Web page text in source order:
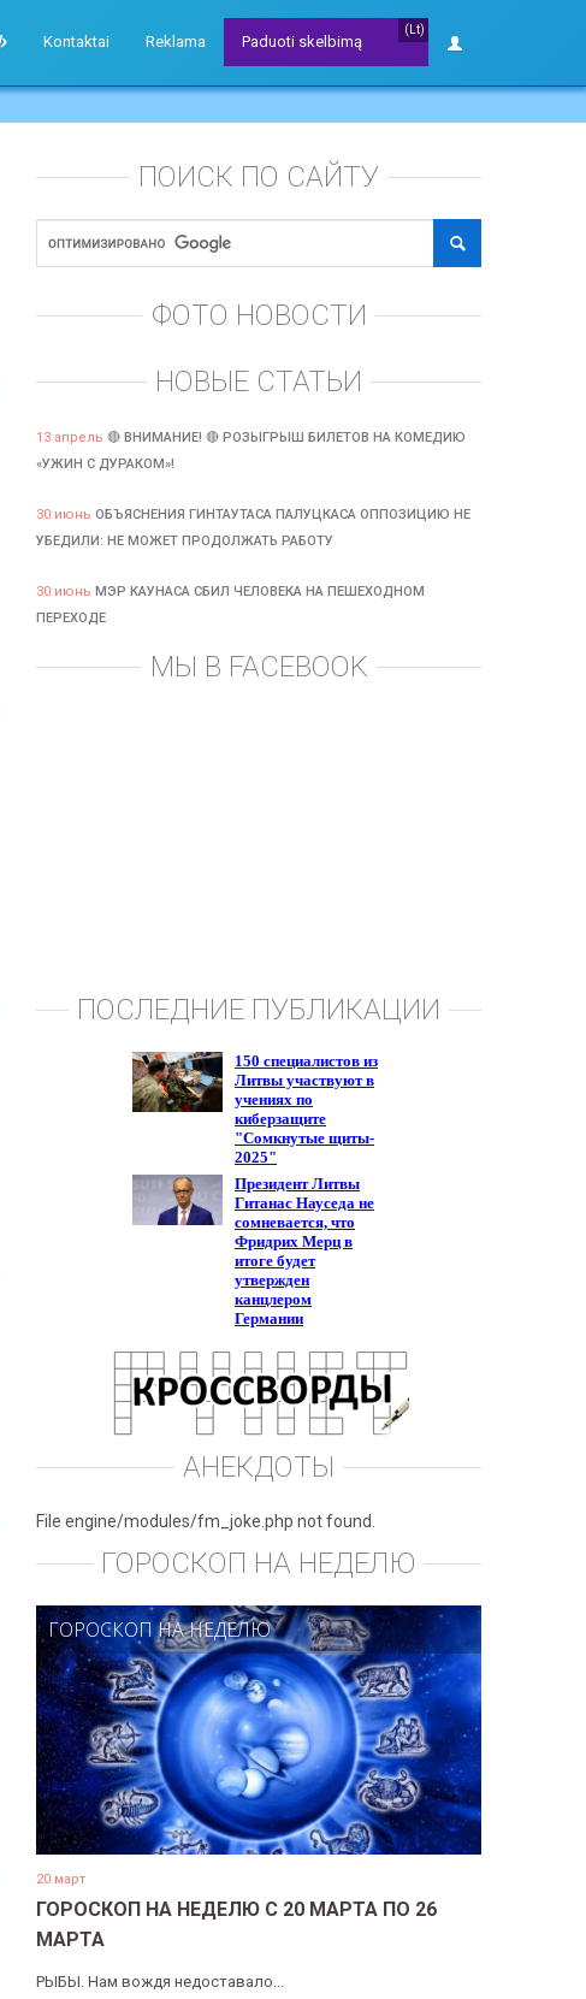
Kontaktai Reklama
(Lt)
Paduoti skelbimą
ПОИСК ПО САЙТУ
ФОТО НОВОСТИ
НОВЫЕ СТАТЬИ
13 апрель 🔴 ВНИМАНИЕ! 🔴 РОЗЫГРЫШ БИЛЕТОВ НА КОМЕДИЮ
«УЖИН С ДУРАКОМ»!
30 июнь ОБЪЯСНЕНИЯ ГИНТАУТАСА ПАЛУЦКАСА ОППОЗИЦИЮ НЕ
УБЕДИЛИ: НЕ МОЖЕТ ПРОДОЛЖАТЬ РАБОТУ
30 июнь МЭР КАУНАСА СБИЛ ЧЕЛОВЕКА НА ПЕШЕХОДНОМ
ПЕРЕХОДЕ
МЫ В FACEBOOK
ПОСЛЕДНИЕ ПУБЛИКАЦИИ
АНЕКДОТЫ
File engine/modules/fm_joke.php not found.
ГОРОСКОП НА НЕДЕЛЮ
ГОРОСКОП НА НЕДЕЛЮ
20 март
ГОРОСКОП НА НЕДЕЛЮ С 20 МАРТА ПО 26
МАРТА
РЫБЫ. Нам вождя недоставало...